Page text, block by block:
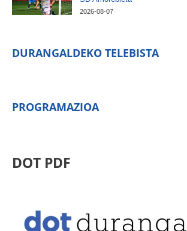
2026-08-07
DURANGALDEKO TELEBISTA
PROGRAMAZIOA
DOT PDF